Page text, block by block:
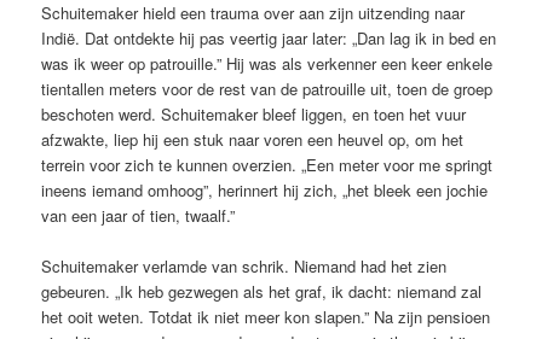
Schuitemaker hield een trauma over aan zijn uitzending naar
Indië. Dat ontdekte hij pas veertig jaar later: „Dan lag ik in bed en
was ik weer op patrouille.” Hij was als verkenner een keer enkele
tientallen meters voor de rest van de patrouille uit, toen de groep
beschoten werd. Schuitemaker bleef liggen, en toen het vuur
afzwakte, liep hij een stuk naar voren een heuvel op, om het
terrein voor zich te kunnen overzien. „Een meter voor me springt
ineens iemand omhoog”, herinnert hij zich, „het bleek een jochie
van een jaar of tien, twaalf.”
Schuitemaker verlamde van schrik. Niemand had het zien
gebeuren. „Ik heb gezwegen als het graf, ik dacht: niemand zal
het ooit weten. Totdat ik niet meer kon slapen.” Na zijn pensioen